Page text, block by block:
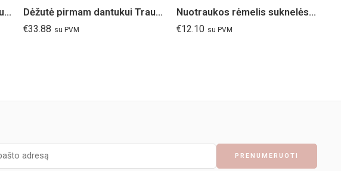
Krikštynų medalis “Baltijos auksas”, Sidabras Ag999 svoris 15,56g
Dėžutė pirmam dantukui Traukinukas
€33.88 su PVM
Nuotraukos rėmelis suknelės formos
€12.10 su PVM